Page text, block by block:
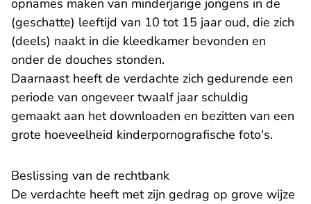
opnames maken van minderjarige jongens in de
(geschatte) leeftijd van 10 tot 15 jaar oud, die zich
(deels) naakt in die kleedkamer bevonden en
onder de douches stonden.
Daarnaast heeft de verdachte zich gedurende een
periode van ongeveer twaalf jaar schuldig
gemaakt aan het downloaden en bezitten van een
grote hoeveelheid kinderpornografische foto's.
Beslissing van de rechtbank
De verdachte heeft met zijn gedrag op grove wijze